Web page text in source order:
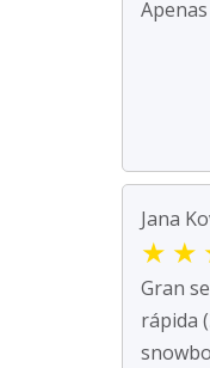
Jana
★ ★
Gran
rápida